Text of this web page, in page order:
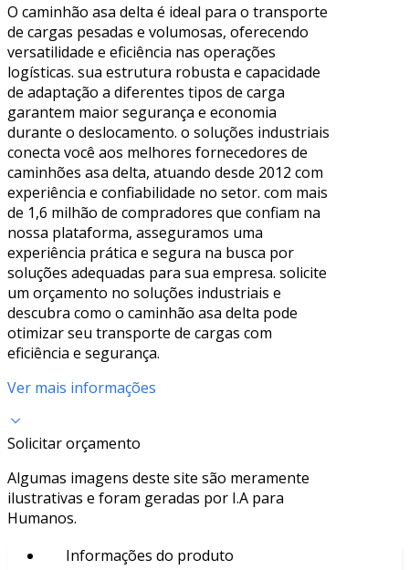
O caminhão asa delta é ideal para o transporte
de cargas pesadas e volumosas, oferecendo
versatilidade e eficiência nas operações
logísticas. sua estrutura robusta e capacidade
de adaptação a diferentes tipos de carga
garantem maior segurança e economia
durante o deslocamento. o soluções industriais
conecta você aos melhores fornecedores de
caminhões asa delta, atuando desde 2012 com
experiência e confiabilidade no setor. com mais
de 1,6 milhão de compradores que confiam na
nossa plataforma, asseguramos uma
experiência prática e segura na busca por
soluções adequadas para sua empresa. solicite
um orçamento no soluções industriais e
descubra como o caminhão asa delta pode
otimizar seu transporte de cargas com
eficiência e segurança.
Ver mais informações
Solicitar orçamento
Algumas imagens deste site são meramente
ilustrativas e foram geradas por I.A para
Humanos.
Informações do produto